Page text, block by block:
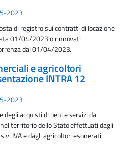
2023
di registro sui contratti di locazione
01/04/2023 o rinnovati
dal 01/04/2023.
e agricoltori
INTRA 12
2023
degli acquisti di beni e servizi da
territorio dello Stato effettuati dagli
IVA e dagli agricoltori esonerati